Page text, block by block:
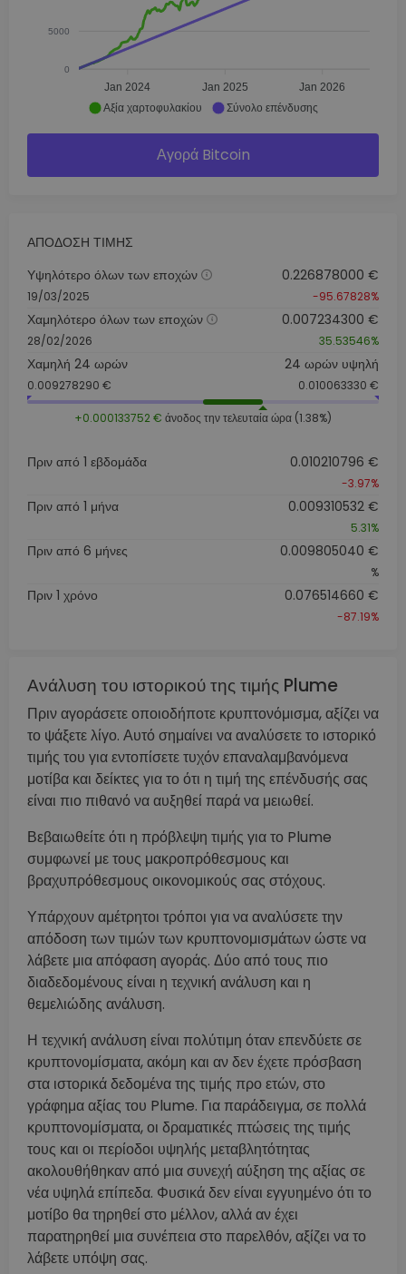
5000
0
Jan 2024 Jan 2025 Jan 2026
Αξία χαρτοφυλακίου Σύνολο επένδυσης
Αγορά Bitcoin
ΑΠΌΔΟΣΗ ΤΙΜΉΣ
Υψηλότερο όλων των εποχών
19/03/2025
0.226878000 €
-95.67828%
Χαμηλότερο όλων των εποχών
28/02/2026
0.007234300 €
35.53546%
Χαμηλή 24 ωρών
0.009278290 €
24 ωρών υψηλή
0.010063330 €
+0.000133752 € άνοδος την τελευταία ώρα (1.38%)
Πριν από 1 εβδομάδα 0.010210796 €
-3.97%
Πριν από 1 μήνα 0.009310532 €
5.31%
Πριν από 6 μήνες 0.009805040 €
%
Πριν 1 χρόνο 0.076514660 €
-87.19%
Ανάλυση του ιστορικού της τιμής Plume
Πριν αγοράσετε οποιοδήποτε κρυπτονόμισμα, αξίζει να
το ψάξετε λίγο. Αυτό σημαίνει να αναλύσετε το ιστορικό
τιμής του για εντοπίσετε τυχόν επαναλαμβανόμενα
μοτίβα και δείκτες για το ότι η τιμή της επένδυσής σας
είναι πιο πιθανό να αυξηθεί παρά να μειωθεί.
Βεβαιωθείτε ότι η πρόβλεψη τιμής για το Plume
συμφωνεί με τους μακροπρόθεσμους και
βραχυπρόθεσμους οικονομικούς σας στόχους.
Υπάρχουν αμέτρητοι τρόποι για να αναλύσετε την
απόδοση των τιμών των κρυπτονομισμάτων ώστε να
λάβετε μια απόφαση αγοράς. Δύο από τους πιο
διαδεδομένους είναι η τεχνική ανάλυση και η
θεμελιώδης ανάλυση.
Η τεχνική ανάλυση είναι πολύτιμη όταν επενδύετε σε
κρυπτονομίσματα, ακόμη και αν δεν έχετε πρόσβαση
στα ιστορικά δεδομένα της τιμής προ ετών, στο
γράφημα αξίας του Plume. Για παράδειγμα, σε πολλά
κρυπτονομίσματα, οι δραματικές πτώσεις της τιμής
τους και οι περίοδοι υψηλής μεταβλητότητας
ακολουθήθηκαν από μια συνεχή αύξηση της αξίας σε
νέα υψηλά επίπεδα. Φυσικά δεν είναι εγγυημένο ότι το
μοτίβο θα τηρηθεί στο μέλλον, αλλά αν έχει
παρατηρηθεί μια συνέπεια στο παρελθόν, αξίζει να το
λάβετε υπόψη σας.